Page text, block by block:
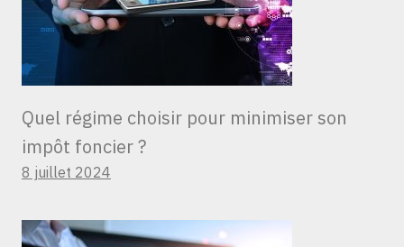
Quel régime choisir pour minimiser son
impôt foncier ?
8 juillet 2024